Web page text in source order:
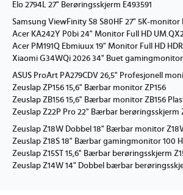
Elo 2794L 27" Berøringsskjerm E493591
Samsung ViewFinity S8 S80HF 27" 5K-monitor
Acer KA242Y P0bi 24" Monitor Full HD
Acer PM191Q Ebmiuux 19" Monitor Full HD HDR
Xiaomi G34WQi 2026 34" Buet gamingmonitor
Zeuslap ZP156 15,6" Bærbar monitor ZP156
Zeuslap ZB156 15,6" Bærbar monitor ZB156
Zeuslap Z22P Pro 22" Bærbar berøringsskjerm
Zeuslap Z18W Dobbel 18" Bærbar monitor
Zeuslap Z18S 18" Bærbar gamingmonitor 100
Zeuslap Z15ST 15,6" Bærbar berøringsskjerm
Zeuslap Z14W 14" Dobbel bærbar